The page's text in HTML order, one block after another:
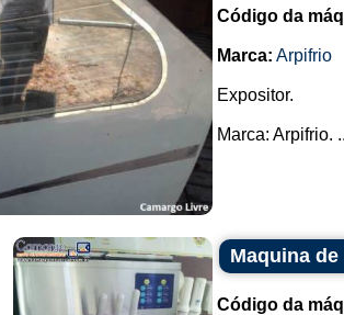
Código da
Marca: Arpifrio
Expositor.
Marca: Arpifrio.
Maquina
Código da